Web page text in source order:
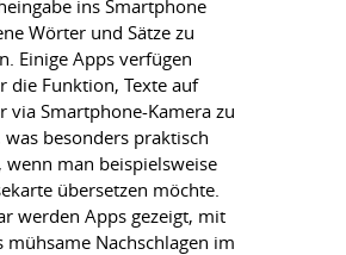
ins Smartphone
Wörter und Sätze zu
Einige Apps verfügen
die Funktion, Texte auf
via Smartphone-Kamera zu
besonders praktisch
wenn man beispielsweise
übersetzen möchte.
werden Apps gezeigt, mit
mühsame Nachschlagen im